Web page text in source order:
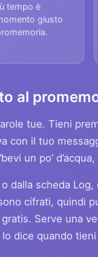
tempo è
giusto
al
tue. Tieni
con il tuo
un po’ d’acqua,
dalla scheda
cifrati, quindi
Serve una
dice quando